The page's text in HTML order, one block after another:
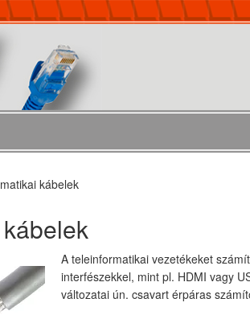
kábelek
A teleinformatikai vezetékeket
interfészekkel, mint pl. HDMI vagy
változatai ún. csavart érpáras